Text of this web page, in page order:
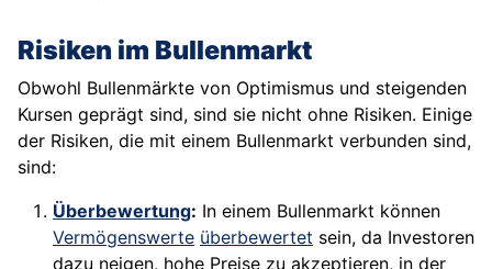
Risiken im Bullenmarkt
Obwohl Bullenmärkte von Optimismus und steigenden
Kursen geprägt sind, sind sie nicht ohne Risiken. Einige
der Risiken, die mit einem Bullenmarkt verbunden sind,
sind:
Überbewertung: In einem Bullenmarkt können
Vermögenswerte überbewertet sein, da Investoren
dazu neigen, hohe Preise zu akzeptieren, in der